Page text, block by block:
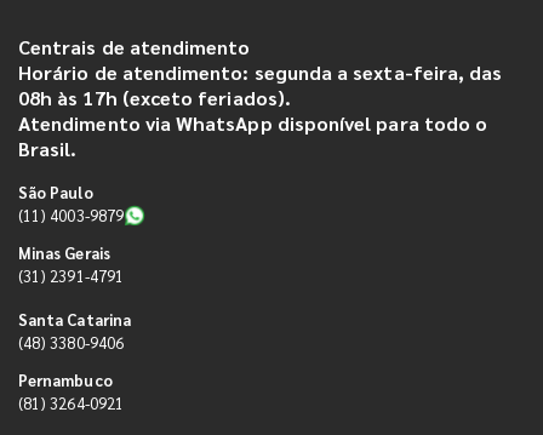
Centrais de atendimento
Horário de atendimento: segunda a sexta-feira, das
08h às 17h (exceto feriados).
Atendimento via WhatsApp disponível para todo o
Brasil.
São Paulo
(11) 4003-9879
Minas Gerais
(31) 2391-4791
Santa Catarina
(48) 3380-9406
Pernambuco
(81) 3264-0921